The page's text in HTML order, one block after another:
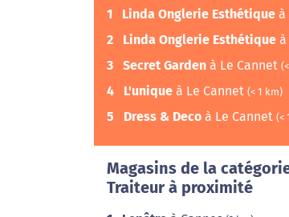
1 Linda Onglerie Esthétique à
2 Linda Onglerie Esthétique à
3 Secret Garden à Le Cannet
4 L'unique à Le Cannet (< 1 km)
5 Dress & Deco à Le Cannet (<
Magasins de la
Traiteur à proximité